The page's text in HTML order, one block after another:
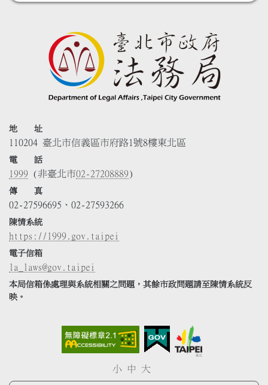
地 址
110204 臺北市信義區市府路1號8樓東北區
電 話
1999 (非臺北市02-27208889)
傳 真
02-27596695、02-27593266
陳情系統
https://1999.gov.taipei
電子信箱
la_laws@gov.taipei
本局信箱係處理與系統相關之問題，其餘市政問題請至陳情系統反
映。
小 中 大